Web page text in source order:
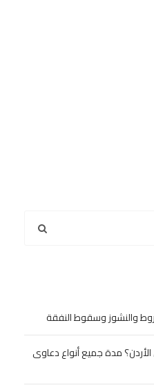
والنشوز وسقوط النفقة
مدة جميع أنواع دعاوى